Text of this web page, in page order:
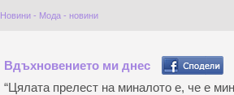
Новини - Мода - новини
Вдъхновението ми днес
“Цялата прелест на миналото е, че е